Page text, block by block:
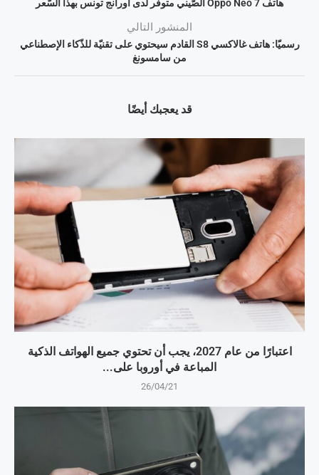
هاتف Oppo Neo 7 الصّيني متوفّر لدى أورانج تونس بهذا السّعر
المنشور التالي
رسميّا: هاتف غالاكسي S8 القادم سيحتوي على تقنيّة للذّكاء الإصطناعي
من سامسونغ
قد يعجبك أيضًا
اعتبارًا من عام 2027، يجب أن تحتوي جميع الهواتف الذكية
المباعة في أوروبا على...
26/04/21